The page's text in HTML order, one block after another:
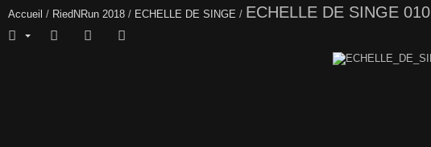
Accueil / RiedNRun 2018 / ECHELLE DE SINGE / ECHELLE DE SINGE 010